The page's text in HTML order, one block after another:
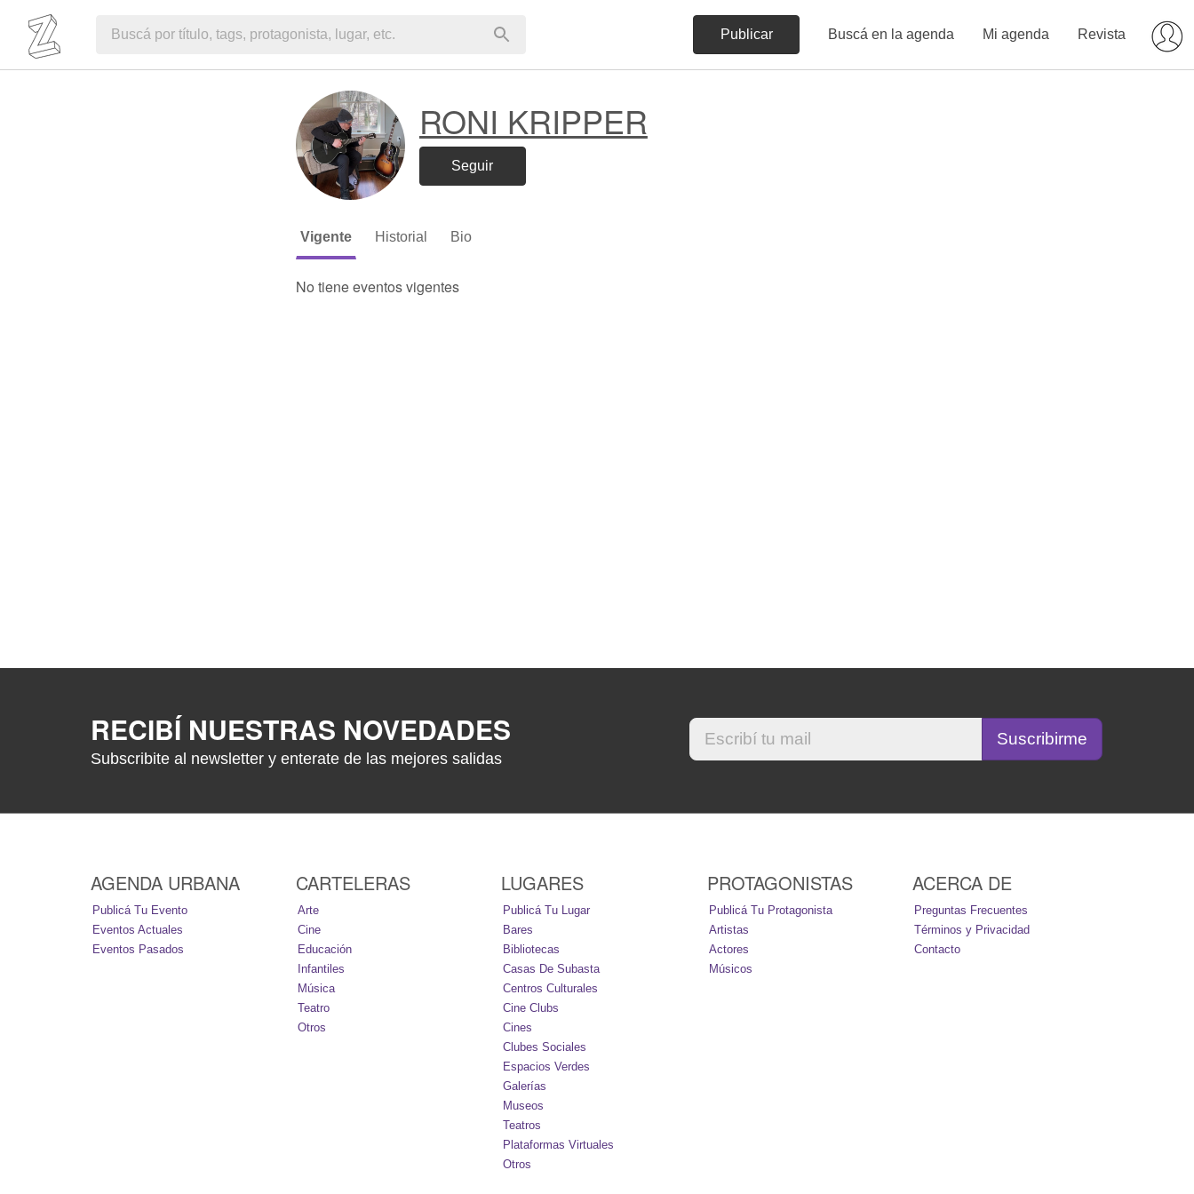
Publicar Buscá en la agenda Mi agenda Revista
RONI KRIPPER
Seguir
Vigente Historial Bio
No tiene eventos vigentes
RECIBÍ NUESTRAS NOVEDADES
Subscribite al newsletter y enterate de las mejores salidas
AGENDA URBANA
Publicá Tu Evento
Eventos Actuales
Eventos Pasados
CARTELERAS
Arte
Cine
Educación
Infantiles
Música
Teatro
Otros
LUGARES
Publicá Tu Lugar
Bares
Bibliotecas
Casas De Subasta
Centros Culturales
Cine Clubs
Cines
Clubes Sociales
Espacios Verdes
Galerías
Museos
Teatros
Plataformas Virtuales
Otros
PROTAGONISTAS
Publicá Tu Protagonista
Artistas
Actores
Músicos
ACERCA DE
Preguntas Frecuentes
Términos y Privacidad
Contacto